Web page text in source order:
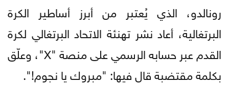
رونالدو، الذي يُعتبر من أبرز أساطير الكرة
البرتغالية، أعاد نشر تهنئة الاتحاد البرتغالي لكرة
القدم عبر حسابه الرسمي على منصة "X"، وعلّق
بكلمة مقتضبة قال فيها: "مبروك يا نجوم!".